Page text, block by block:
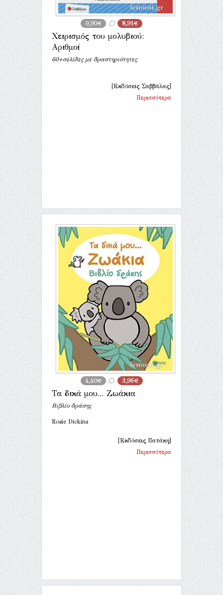
9,90€ 8,91€
Χειρισμός του μολυβιού:
Αριθμοί
60+σελίδες με δραστηριότητες
[Εκδόσεις Σαββάλας]
Περισσότερα
4,40€ 3,96€
Τα δικά μου... Ζωάκια
Βιβλίο δράσης
Rosie Dickins
[Εκδόσεις Πατάκη]
Περισσότερα